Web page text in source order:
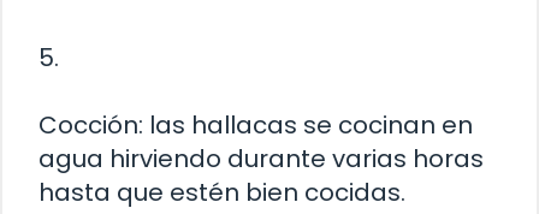
5.
Cocción: las hallacas se cocinan en
agua hirviendo durante varias horas
hasta que estén bien cocidas.